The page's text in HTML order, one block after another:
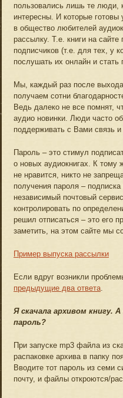
пользовались лишь те люди,
интересны. И которые готовы
в общество любителей
рассылку. Т.е. книги на
подписчиков (т.е. для тех, у
послушать их онлайн и
Мы, каждый раз после
получаем сотни
Ведь далеко не все помнят,
аудио новинки. Люди часто
поддерживать с Вами связь
Пароль – это стимул
о новых аудиокнигах. К тому
не нравится, никто не
получения пароля –
независимый почтовый
контролировать по
решил отписаться – это его
заметить, на этом сайте мы
Пример выпуска рассылки
Если вдруг возникли
предыдущие два ответа.
Я скачала архивом книгу.
пароль?
При запуске mp3 файла из
распаковке архива в папку
Вводите тот пароль из семи
почту, и файлы откроются/